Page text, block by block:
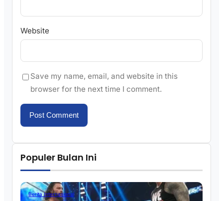
Website
Save my name, email, and website in this
browser for the next time I comment.
Populer Bulan Ini
Berita Internasional